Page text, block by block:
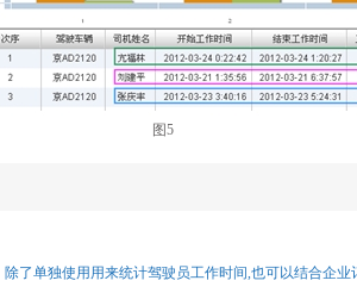
图5
除了单独使用用来统计驾驶员工作时间,也可以结合企